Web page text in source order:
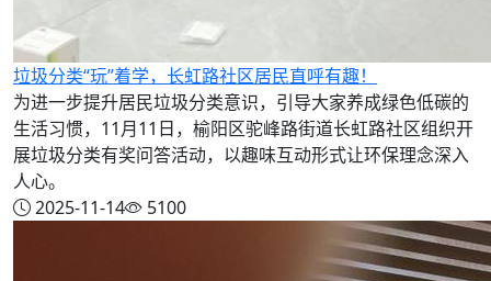
垃圾分类“玩”着学，长虹路社区居民直呼有趣！
为进一步提升居民垃圾分类意识，引导大家养成绿色低碳的
生活习惯，11月11日，榆阳区驼峰路街道长虹路社区组织开
展垃圾分类有奖问答活动，以趣味互动形式让环保理念深入
人心。
2025-11-14
5100